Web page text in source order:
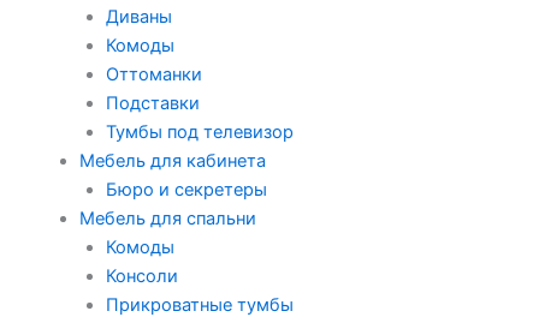
Диваны
Комоды
Оттоманки
Подставки
Тумбы под телевизор
Мебель для кабинета
Бюро и секретеры
Мебель для спальни
Комоды
Консоли
Прикроватные тумбы